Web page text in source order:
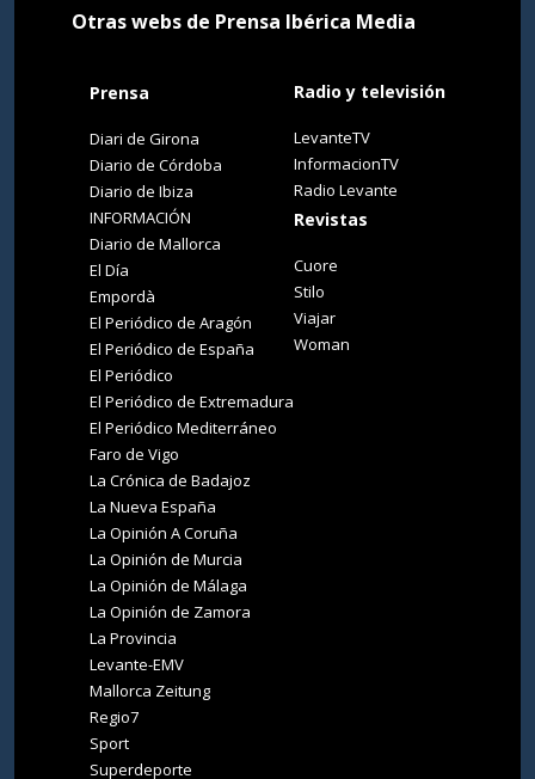
Otras webs de Prensa Ibérica Media
Prensa
Diari de Girona
Diario de Córdoba
Diario de Ibiza
INFORMACIÓN
Diario de Mallorca
El Día
Empordà
El Periódico de Aragón
El Periódico de España
El Periódico
El Periódico de Extremadura
El Periódico Mediterráneo
Faro de Vigo
La Crónica de Badajoz
La Nueva España
La Opinión A Coruña
La Opinión de Murcia
La Opinión de Málaga
La Opinión de Zamora
La Provincia
Levante-EMV
Mallorca Zeitung
Regio7
Sport
Superdeporte
Radio y televisión
LevanteTV
InformacionTV
Radio Levante
Revistas
Cuore
Stilo
Viajar
Woman